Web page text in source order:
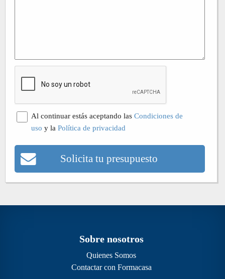
Al continuar estás aceptando las Condiciones de
uso y la Política de privacidad
Solicita tu presupuesto
Sobre nosotros
Quienes Somos
Contactar con Formacasa